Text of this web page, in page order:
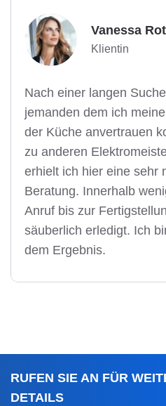
Vanessa
Klientin
Nach einer langen
jemanden dem ich
der Küche anvertrauen
zu anderen
erhielt ich hier eine sehr
Beratung. Innerhalb
Anruf bis zur
säuberlich erledigt. Ich
dem Ergebnis.
RUFEN SIE AN FÜR
DETAILS